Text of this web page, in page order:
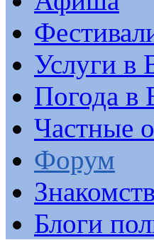
Услуги в
Погода в
Частные
Форум
Блоги